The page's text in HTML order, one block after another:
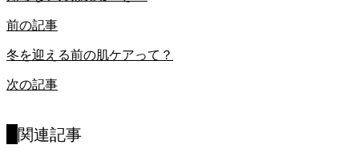
前の記事
冬を迎える前の肌ケアって？
次の記事
関連記事